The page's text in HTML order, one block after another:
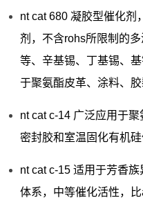
nt cat 680 凝胶型催化剂
剂，不含rohs所限制的
等、辛基锡、丁基锡、
于聚氨酯皮革、涂料、胶
nt cat c-14 广泛应用于聚
密封胶和室温固化有机硅
nt cat c-15 适用于芳香
体系，中等催化活性，比